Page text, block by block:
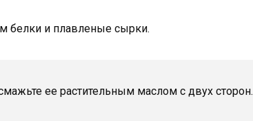
белки и плавленые сырки.
ее растительным маслом с двух сторон.